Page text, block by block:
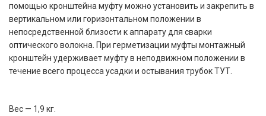
помощью кронштейна муфту можно установить и закрепить в
вертикальном или горизонтальном положении в
непосредственной близости к аппарату для сварки
оптического волокна. При герметизации муфты монтажный
кронштейн удерживает муфту в неподвижном положении в
течение всего процесса усадки и остывания трубок ТУТ.
Вес — 1,9 кг.